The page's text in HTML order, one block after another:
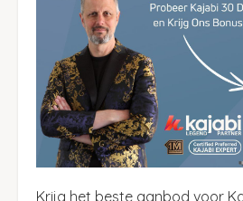
Krijg het beste aanbod voor